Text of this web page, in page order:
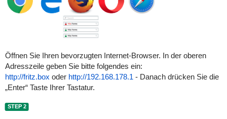
Öffnen Sie Ihren bevorzugten Internet-Browser. In der oberen
Adresszeile geben Sie bitte folgendes ein:
http://fritz.box oder http://192.168.178.1 - Danach drücken Sie die
„Enter“ Taste Ihrer Tastatur.
STEP 2